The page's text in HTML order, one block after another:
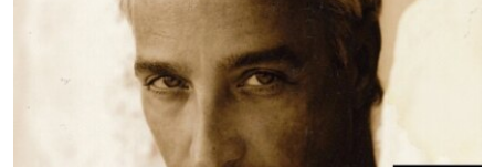
НА ХВАЛЯХ СВАБОДЫ